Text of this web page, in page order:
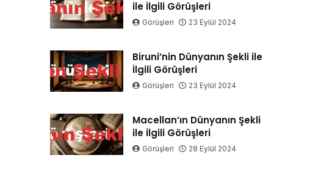
ile İlgili Görüşleri
Görüşleri 23 Eylül 2024
Biruni’nin Dünyanın Şekli ile
İlgili Görüşleri
Görüşleri 23 Eylül 2024
Macellan’ın Dünyanın Şekli
ile İlgili Görüşleri
Görüşleri 28 Eylül 2024